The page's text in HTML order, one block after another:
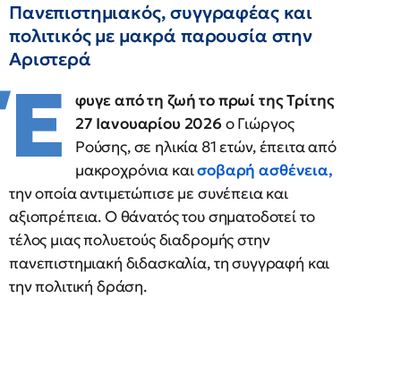
Πανεπιστημιακός, συγγραφέας και
πολιτικός με μακρά παρουσία στην
Αριστερά
Έ
φυγε από τη ζωή το πρωί της Τρίτης
27 Ιανουαρίου 2026 ο Γιώργος
Ρούσης, σε ηλικία 81 ετών, έπειτα από
μακροχρόνια καισοβαρή ασθένεια,
την οποία αντιμετώπισε με συνέπεια και
αξιοπρέπεια. Ο θάνατός του σηματοδοτεί το
τέλος μιας πολυετούς διαδρομής στην
πανεπιστημιακή διδασκαλία, τη συγγραφή και
την πολιτική δράση.